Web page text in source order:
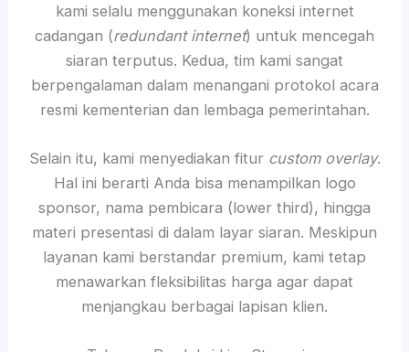
kami selalu menggunakan koneksi internet
cadangan (redundant internet) untuk mencegah
siaran terputus. Kedua, tim kami sangat
berpengalaman dalam menangani protokol acara
resmi kementerian dan lembaga pemerintahan.
Selain itu, kami menyediakan fitur custom overlay.
Hal ini berarti Anda bisa menampilkan logo
sponsor, nama pembicara (lower third), hingga
materi presentasi di dalam layar siaran. Meskipun
layanan kami berstandar premium, kami tetap
menawarkan fleksibilitas harga agar dapat
menjangkau berbagai lapisan klien.